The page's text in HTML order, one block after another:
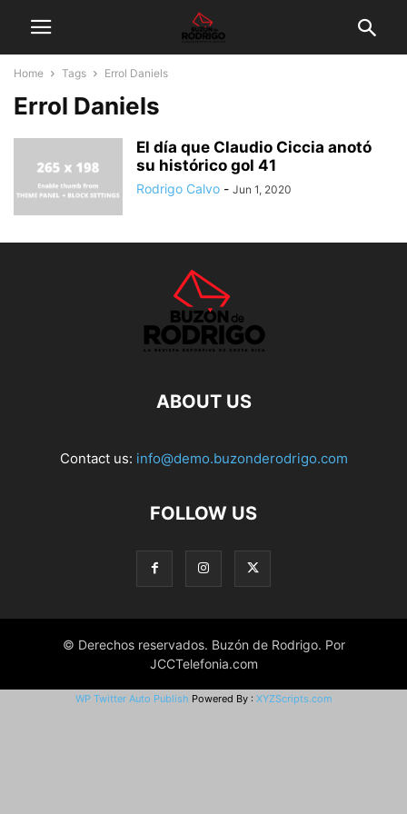
Home Tags Errol Daniels
Errol Daniels
El día que Claudio Ciccia anotó
su histórico gol 41
Rodrigo Calvo - Jun 1, 2020
ABOUT US
Contact us: info@demo.buzonderodrigo.com
FOLLOW US
© Derechos reservados. Buzón de Rodrigo. Por
JCCTelefonia.com
WP Twitter Auto Publish Powered By : XYZScripts.com